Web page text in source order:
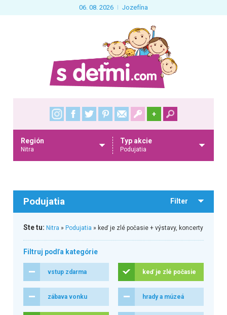
06. 08. 2026 Jozefína
+
Región
Nitra
Typ akcie
Podujatia
Podujatia Filter
Ste tu: Nitra » Podujatia » keď je zlé počasie + výstavy, koncerty
Filtruj podľa kategórie
vstup zdarma keď je zlé počasie
zábava vonku hrady a múzeá